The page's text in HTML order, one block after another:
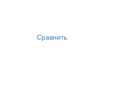
Сравнить